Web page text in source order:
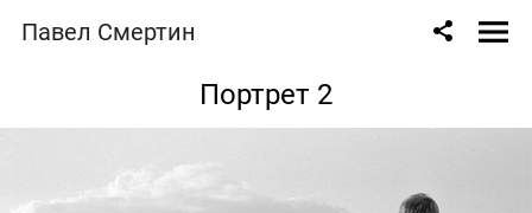
Павел Смертин
Портрет 2